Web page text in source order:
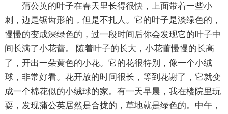
蒲公英的叶子在春天里长得很快，上面带着一些小
刺，边是锯齿形的，但是不扎人。它的叶子是淡绿色的，
慢慢的变成深绿色的，过一段时间后你会发现它的叶子中
间长满了小花蕾。 随着叶子的长大，小花蕾慢慢的长高
了，开出一朵黄色的小花。它的花很特别，像一个小绒
球，非常好看。花开放的时间很长，等到花谢了，它就变
成一个棉花似的小绒球的家。有一天早晨，我在楼院里玩
耍，发现蒲公英居然是合拢的，草地就是绿色的。中午，